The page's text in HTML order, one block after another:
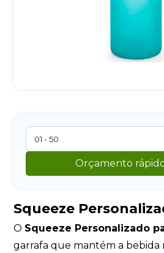
Orçamento
Squeeze
O Squeeze Personalizado
garrafa que mantém a bebida